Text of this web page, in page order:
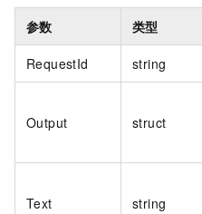
参数 类型
RequestId string
Output struct
Text string